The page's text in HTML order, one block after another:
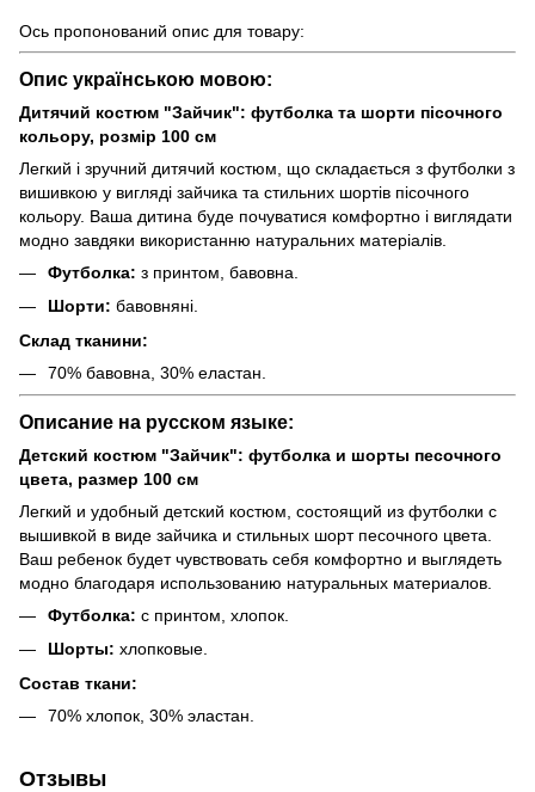
Ось пропонований опис для товару:
Опис українською мовою:
Дитячий костюм "Зайчик": футболка та шорти пісочного
кольору, розмір 100 см
Легкий і зручний дитячий костюм, що складається з футболки з
вишивкою у вигляді зайчика та стильних шортів пісочного
кольору. Ваша дитина буде почуватися комфортно і виглядати
модно завдяки використанню натуральних матеріалів.
Футболка: з принтом, бавовна.
Шорти: бавовняні.
Склад тканини:
70% бавовна, 30% еластан.
Описание на русском языке:
Детский костюм "Зайчик": футболка и шорты песочного
цвета, размер 100 см
Легкий и удобный детский костюм, состоящий из футболки с
вышивкой в виде зайчика и стильных шорт песочного цвета.
Ваш ребенок будет чувствовать себя комфортно и выглядеть
модно благодаря использованию натуральных материалов.
Футболка: с принтом, хлопок.
Шорты: хлопковые.
Состав ткани:
70% хлопок, 30% эластан.
Отзывы